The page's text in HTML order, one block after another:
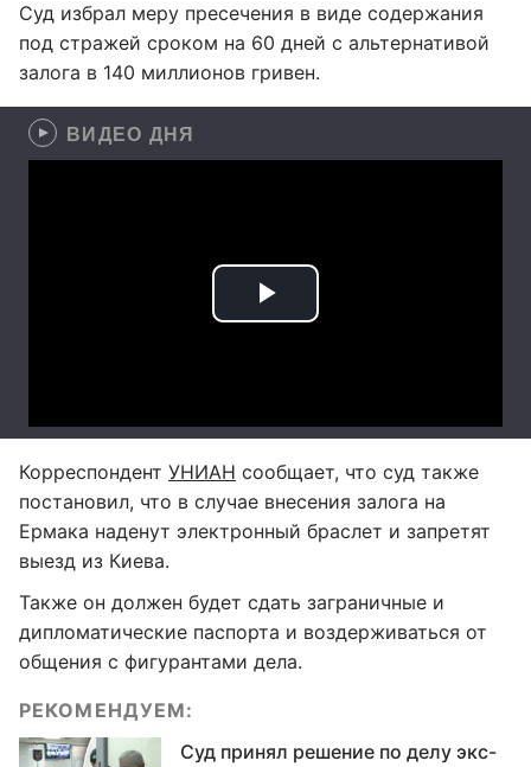
Суд избрал меру пресечения в виде содержания
под стражей сроком на 60 дней с альтернативой
залога в 140 миллионов гривен.
ВИДЕО ДНЯ
Корреспондент УНИАН сообщает, что суд также
постановил, что в случае внесения залога на
Ермака наденут электронный браслет и запретят
выезд из Киева.
Также он должен будет сдать заграничные и
дипломатические паспорта и воздерживаться от
общения с фигурантами дела.
РЕКОМЕНДУЕМ:
Суд принял решение по делу экс-